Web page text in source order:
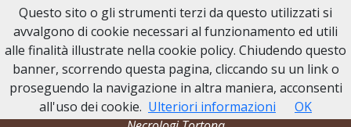
NECROLOGI TORTONA
Questo sito o gli strumenti terzi da questo utilizzati si
avvalgono di cookie necessari al funzionamento ed utili
alle finalità illustrate nella cookie policy. Chiudendo questo
banner, scorrendo questa pagina, cliccando su un link o
proseguendo la navigazione in altra maniera, acconsenti
all'uso dei cookie. Ulteriori informazioni OK